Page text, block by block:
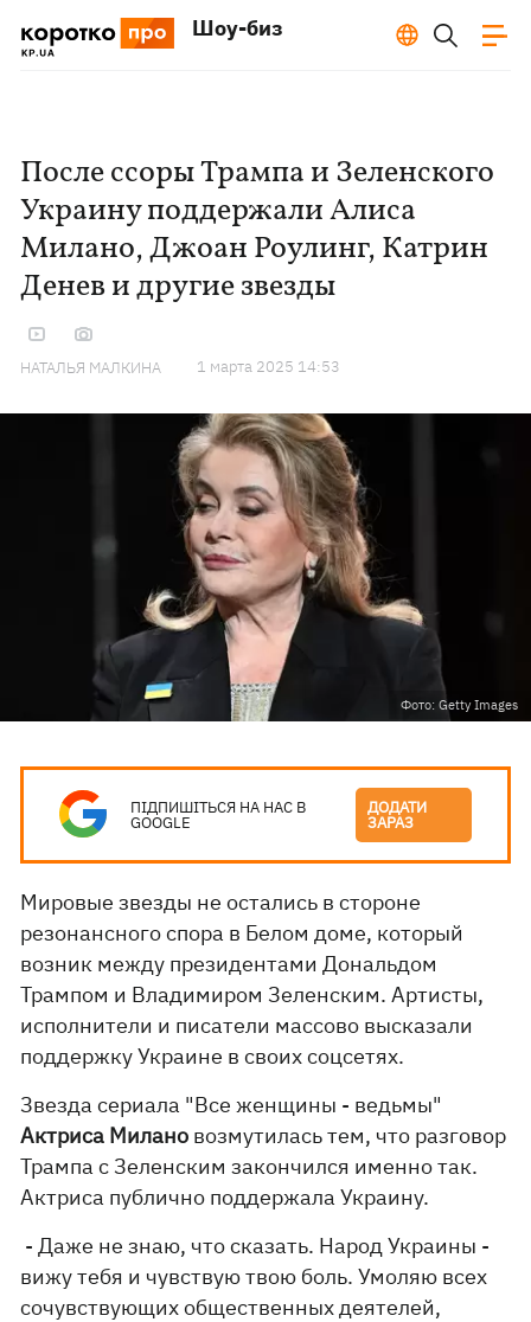
Шоу-биз
После ссоры Трампа и Зеленского
Украину поддержали Алиса
Милано, Джоан Роулинг, Катрин
Денев и другие звезды
НАТАЛЬЯ МАЛКИНА 1 марта 2025 14:53
Фото: Getty Images
ПІДПИШІТЬСЯ НА НАС В
GOOGLE
ДОДАТИ
ЗАРАЗ
Мировые звезды не остались в стороне
резонансного спора в Белом доме, который
возник между президентами Дональдом
Трампом и Владимиром Зеленским. Артисты,
исполнители и писатели массово высказали
поддержку Украине в своих соцсетях.
Звезда сериала "Все женщины - ведьмы"
Актриса Милано возмутилась тем, что разговор
Трампа с Зеленским закончился именно так.
Актриса публично поддержала Украину.
- Даже не знаю, что сказать. Народ Украины -
вижу тебя и чувствую твою боль. Умоляю всех
сочувствующих общественных деятелей,